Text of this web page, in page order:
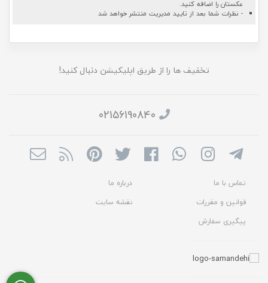
عکستان را اضافه کنید.
- نظرات شما بعد از تایید مدیریت منتشر خواهد شد
تخفیف ها را از طریق اپلیکیشن دنبال کنید!
02156190840
تماس با ما
درباره ما
قوانین و مقررات
نقشه سایت
پیگیری سفارش